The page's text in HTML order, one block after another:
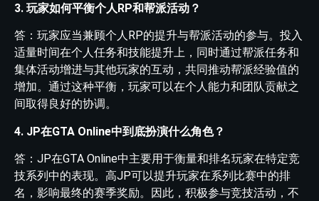
3. 玩家如何平衡个人RP和帮派活动？
答：玩家应当兼顾个人RP的提升与帮派活动的参与。投入
适量时间在个人任务和技能提升上，同时通过帮派任务和
集体活动增进与其他玩家的互动，共同推动帮派经验值的
增加。通过这种平衡，玩家可以在个人能力和团队贡献之
间取得良好的协调。
4. JP在GTA Online中到底扮演什么角色？
答：JP在GTA Online中主要用于衡量和排名玩家在特定竞
技系列中的表现。高JP可以提升玩家在系列比赛中的排
名，影响最终的赛季奖励。因此，积极参与竞技活动，不